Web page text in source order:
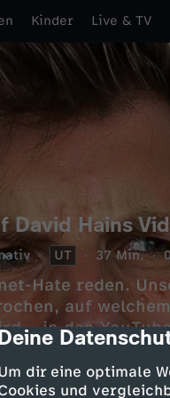
dialog-
dir eine optimale
und
Kinder Live & TV
David Hains
UT 37 Min.
Hate reden.
auf
– in den
uns explizit
darüber, welche
Beleidigungen im